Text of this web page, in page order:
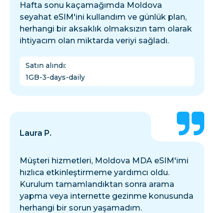
Hafta sonu kaçamağımda Moldova
seyahat eSIM'ini kullandım ve günlük plan,
herhangi bir aksaklık olmaksızın tam olarak
ihtiyacım olan miktarda veriyi sağladı.
Satın alındı:
1GB-3-days-daily
Laura P.
Müşteri hizmetleri, Moldova MDA eSIM'imi
hızlıca etkinleştirmeme yardımcı oldu.
Kurulum tamamlandıktan sonra arama
yapma veya internette gezinme konusunda
herhangi bir sorun yaşamadım.